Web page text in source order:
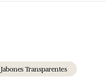
Jabones Transparentes